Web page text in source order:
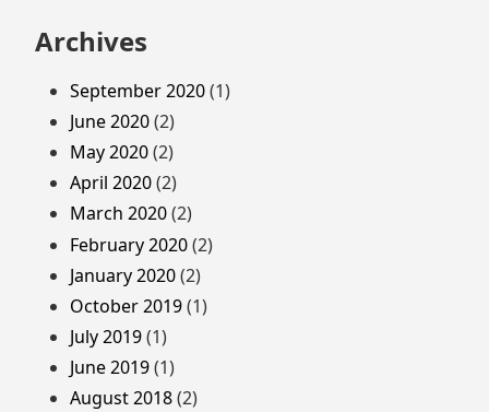
Archives
September 2020(1)
June 2020(2)
May 2020(2)
April 2020(2)
March 2020(2)
February 2020(2)
January 2020(2)
October 2019(1)
July 2019(1)
June 2019(1)
August 2018(2)